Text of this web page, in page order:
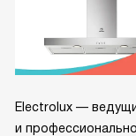
Electrolux —
и